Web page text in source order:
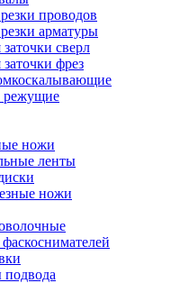
проводов
арматуры
сверл
фрез
режущие
ножи
ленты
ножи